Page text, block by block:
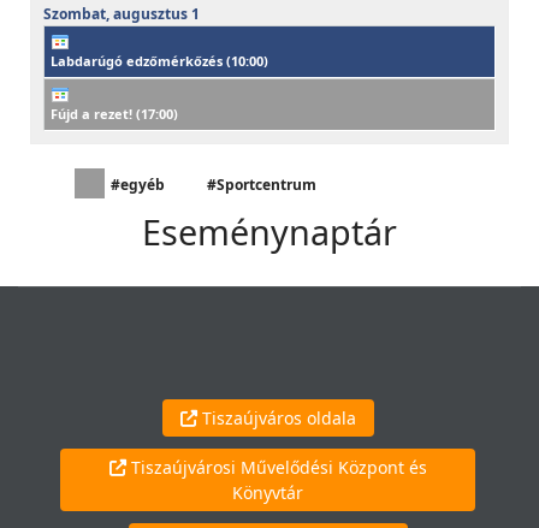
Szombat,augusztus 1
Labdarúgó edzőmérkőzés (10:00)
Fújd a rezet! (17:00)
#egyéb #Sportcentrum
Eseménynaptár
Tiszaújváros oldala
Tiszaújvárosi Művelődési Központ és
Könyvtár